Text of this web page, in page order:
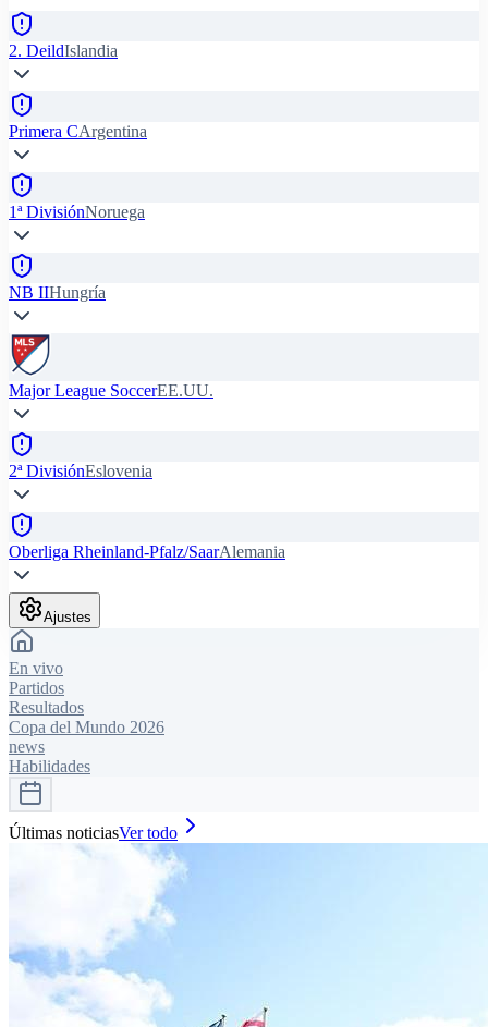
2. DeildIslandia
Primera CArgentina
1ª DivisiónNoruega
NB IIHungría
Major League SoccerEE.UU.
2ª DivisiónEslovenia
Oberliga Rheinland-Pfalz/SaarAlemania
Ajustes
En vivo
Partidos
Resultados
Copa del Mundo 2026
news
Habilidades
Últimas noticiasVer todo